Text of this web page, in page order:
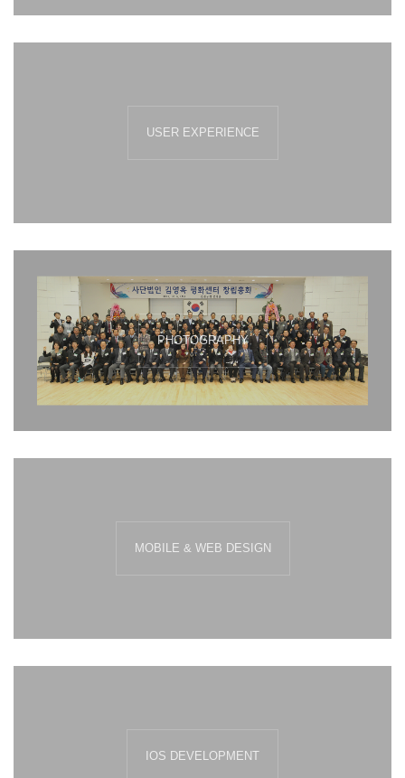
USER EXPERIENCE
PHOTOGRAPHY
MOBILE & WEB DESIGN
IOS DEVELOPMENT